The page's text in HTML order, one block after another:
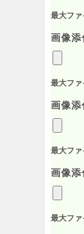
最大フ
画像添
最大フ
画像添
最大フ
画像添
最大フ